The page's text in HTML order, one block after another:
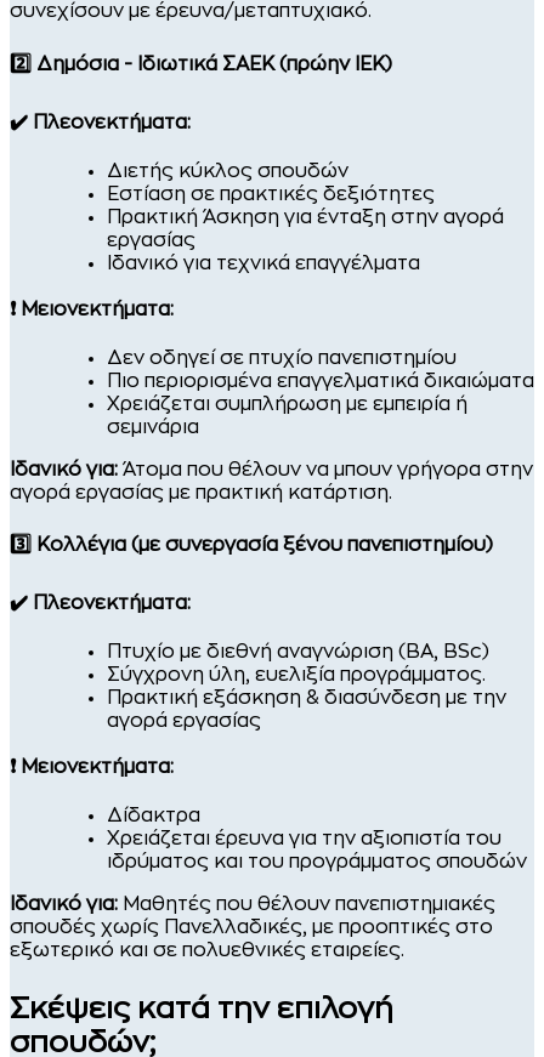
συνεχίσουν με έρευνα/μεταπτυχιακό.
2️⃣ Δημόσια - Ιδιωτικά ΣΑΕΚ (πρώην ΙΕΚ)
✔️ Πλεονεκτήματα:
Διετής κύκλος σπουδών
Εστίαση σε πρακτικές δεξιότητες
Πρακτική Άσκηση για ένταξη στην αγορά
εργασίας
Ιδανικό για τεχνικά επαγγέλματα
❗ Μειονεκτήματα:
Δεν οδηγεί σε πτυχίο πανεπιστημίου
Πιο περιορισμένα επαγγελματικά δικαιώματα
Χρειάζεται συμπλήρωση με εμπειρία ή
σεμινάρια
Ιδανικό για: Άτομα που θέλουν να μπουν γρήγορα στην
αγορά εργασίας με πρακτική κατάρτιση.
3️⃣ Κολλέγια (με συνεργασία ξένου πανεπιστημίου)
✔️ Πλεονεκτήματα:
Πτυχίο με διεθνή αναγνώριση (BA, BSc)
Σύγχρονη ύλη, ευελιξία προγράμματος.
Πρακτική εξάσκηση & διασύνδεση με την
αγορά εργασίας
❗ Μειονεκτήματα:
Δίδακτρα
Χρειάζεται έρευνα για την αξιοπιστία του
ιδρύματος και του προγράμματος σπουδών
Ιδανικό για: Μαθητές που θέλουν πανεπιστημιακές
σπουδές χωρίς Πανελλαδικές, με προοπτικές στο
εξωτερικό και σε πολυεθνικές εταιρείες.
Σκέψεις κατά την επιλογή
σπουδών;